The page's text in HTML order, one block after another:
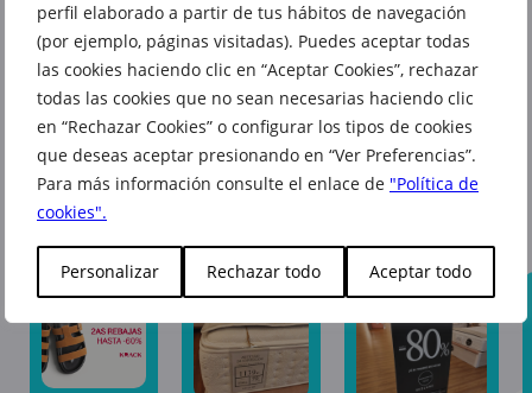
perfil elaborado a partir de tus hábitos de navegación
(por ejemplo, páginas visitadas). Puedes aceptar todas
las cookies haciendo clic en “Aceptar Cookies”, rechazar
todas las cookies que no sean necesarias haciendo clic
en “Rechazar Cookies” o configurar los tipos de cookies
que deseas aceptar presionando en “Ver Preferencias”.
Para más información consulte el enlace de "Política de
cookies".
Personalizar Rechazar todo Aceptar todo
También te puede interesar